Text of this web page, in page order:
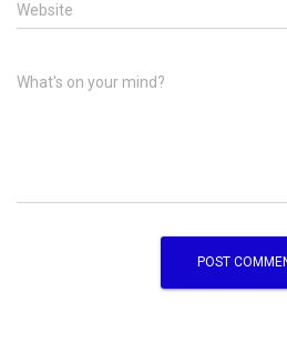
Website
What's on your mind?